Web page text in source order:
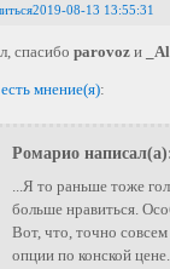
2019-08-13 13:55:31
спасибоparovoz и
мнение(я):
Ромарио
...Я то раньше тоже
больше нравиться.
Вот, что, точно
опции по конской цене.